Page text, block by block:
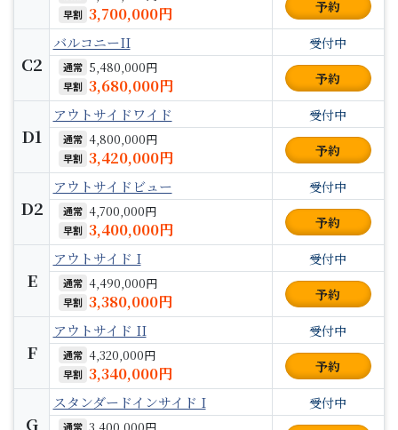
早割 3,700,000円 予約
C2
バルコニーII 受付中
通常 5,480,000円
早割 3,680,000円 予約
D1
アウトサイドワイド 受付中
通常 4,800,000円
早割 3,420,000円 予約
D2
アウトサイドビュー 受付中
通常 4,700,000円
早割 3,400,000円 予約
E
アウトサイド I 受付中
通常 4,490,000円
早割 3,380,000円 予約
F
アウトサイド II 受付中
通常 4,320,000円
早割 3,340,000円 予約
G
スタンダードインサイド I 受付中
通常